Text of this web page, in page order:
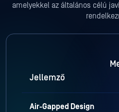
amelyekkel az általános célú
Jellemző
Air-Gapped Design